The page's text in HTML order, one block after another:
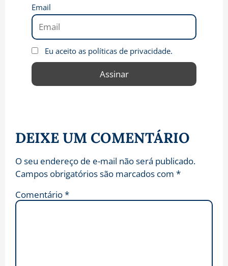
Email
Eu aceito as políticas de privacidade.
DEIXE UM COMENTÁRIO
O seu endereço de e-mail não será publicado.
Campos obrigatórios são marcados com *
Comentário*